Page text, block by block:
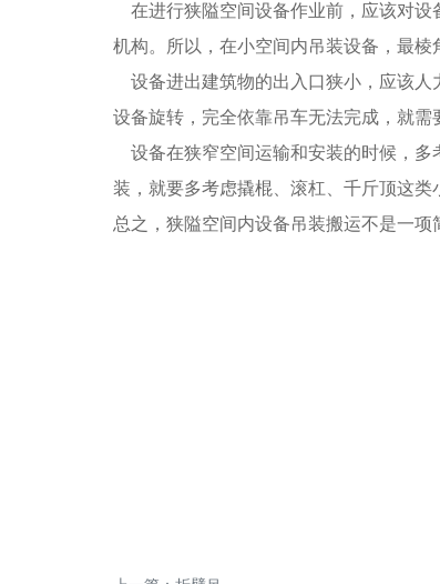
在进行狭隘空间设备作业前，应该对设
机构。所以，在小空间内吊装设备，最棱
设备进出建筑物的出入口狭小，应该人
设备旋转，完全依靠吊车无法完成，就需
设备在狭窄空间运输和安装的时候，多
装，就要多考虑撬棍、滚杠、千斤顶这类
总之，狭隘空间内设备吊装搬运不是一